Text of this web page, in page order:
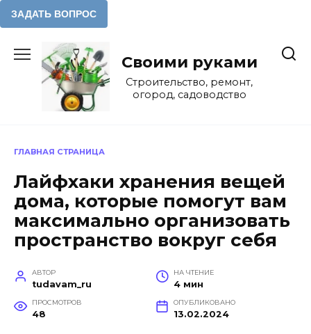
содержанию
Своими руками
Строительство, ремонт,
огород, садоводство
ГЛАВНАЯ СТРАНИЦА
Лайфхаки хранения вещей
дома, которые помогут вам
максимально организовать
пространство вокруг себя
АВТОР
tudavam_ru
НА ЧТЕНИЕ
4 мин
ПРОСМОТРОВ
48
ОПУБЛИКОВАНО
13.02.2024